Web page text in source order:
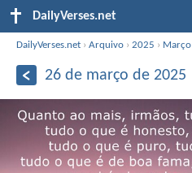
DailyVerses.net
DailyVerses.net ›Arquivo ›2025 › Março
26 de março de 2025